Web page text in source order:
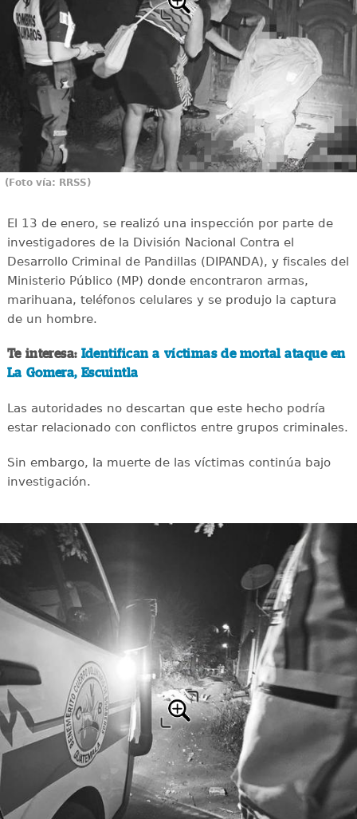
(Foto vía: RRSS)
El 13 de enero, se realizó una inspección por parte de
investigadores de la División Nacional Contra el
Desarrollo Criminal de Pandillas (DIPANDA), y fiscales del
Ministerio Público (MP) donde encontraron armas,
marihuana, teléfonos celulares y se produjo la captura
de un hombre.
Te interesa: Identifican a víctimas de mortal ataque en
La Gomera, Escuintla
Las autoridades no descartan que este hecho podría
estar relacionado con conflictos entre grupos criminales.
Sin embargo, la muerte de las víctimas continúa bajo
investigación.